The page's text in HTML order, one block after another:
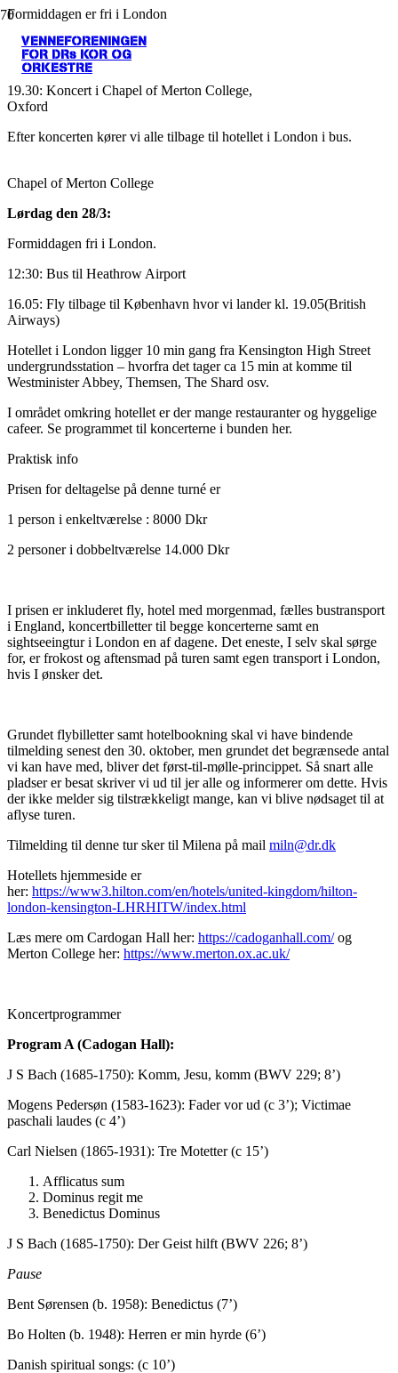
VENNEFORENINGEN
FOR DRs KOR OG
ORKESTRE
Formiddagen er fri i London
12.30 bus til Oxford (ca 1,5 time) herefter fri i Oxford hele
eftermiddagen.
19.30: Koncert i Chapel of Merton College,
Efter koncerten kører vi alle tilbage til hotellet i London i bus.
Chapel of Merton College
Lørdag den 28/3:
Formiddagen fri i London.
12:30: Bus til Heathrow Airport
16.05: Fly tilbage til København hvor vi lander kl. 19.05(British
Airways)
Hotellet i London ligger 10 min gang fra Kensington High Street
undergrundsstation – hvorfra det tager ca 15 min at komme til
Westminister Abbey, Themsen, The Shard osv.
I området omkring hotellet er der mange restauranter og hyggelige
cafeer. Se programmet til koncerterne i bunden her.
Praktisk info
Prisen for deltagelse på denne turné er
1 person i enkeltværelse : 8000 Dkr
2 personer i dobbeltværelse 14.000 Dkr
I prisen er inkluderet fly, hotel med morgenmad, fælles bustransport
i England, koncertbilletter til begge koncerterne samt en
sightseeingtur i London en af dagene. Det eneste, I selv skal sørge
for, er frokost og aftensmad på turen samt egen transport i London,
hvis I ønsker det.
Grundet flybilletter samt hotelbookning skal vi have bindende
tilmelding senest den 30. oktober, men grundet det begrænsede antal
vi kan have med, bliver det først-til-mølle-princippet. Så snart alle
pladser er besat skriver vi ud til jer alle og informerer om dette. Hvis
der ikke melder sig tilstrækkeligt mange, kan vi blive nødsaget til at
aflyse turen.
Tilmelding til denne tur sker til Milena på mail miln@dr.dk
Hotellets hjemmeside er
her: https://www3.hilton.com/en/hotels/united-kingdom/hilton-
london-kensington-LHRHITW/index.html
Læs mere om Cardogan Hall her: https://cadoganhall.com/og
Merton College her: https://www.merton.ox.ac.uk/
Koncertprogrammer
Program A (Cadogan Hall):
J S Bach (1685-1750): Komm, Jesu, komm (BWV 229; 8’)
Mogens Pedersøn (1583-1623): Fader vor ud (c 3’); Victimae
paschali laudes (c 4’)
Carl Nielsen (1865-1931): Tre Motetter (c 15’)
Afflicatus sum
Dominus regit me
Benedictus Dominus
J S Bach (1685-1750): Der Geist hilft (BWV 226; 8’)
Pause
Bent Sørensen (b. 1958): Benedictus (7’)
Bo Holten (b. 1948): Herren er min hyrde (6’)
Danish spiritual songs: (c 10’)